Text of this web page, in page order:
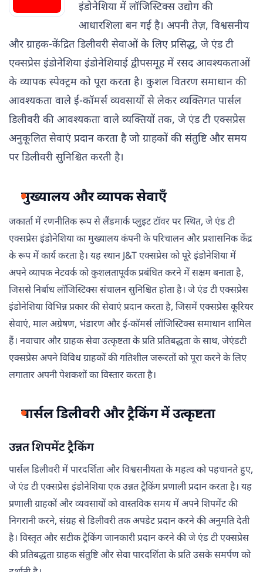
इंडोनेशिया में लॉजिस्टिक्स उद्योग की
आधारशिला बन गई है। अपनी तेज़, विश्वसनीय
और ग्राहक-केंद्रित डिलीवरी सेवाओं के लिए प्रसिद्ध, जे एंड टी
एक्सप्रेस इंडोनेशिया इंडोनेशियाई द्वीपसमूह में रसद आवश्यकताओं
के व्यापक स्पेक्ट्रम को पूरा करता है। कुशल वितरण समाधान की
आवश्यकता वाले ई-कॉमर्स व्यवसायों से लेकर व्यक्तिगत पार्सल
डिलीवरी की आवश्यकता वाले व्यक्तियों तक, जे एंड टी एक्सप्रेस
अनुकूलित सेवाएं प्रदान करता है जो ग्राहकों की संतुष्टि और समय
पर डिलीवरी सुनिश्चित करती है।
मुख्यालय और व्यापक सेवाएँ
जकार्ता में रणनीतिक रूप से लैंडमार्क प्लुइट टॉवर पर स्थित, जे एंड टी
एक्सप्रेस इंडोनेशिया का मुख्यालय कंपनी के परिचालन और प्रशासनिक केंद्र
के रूप में कार्य करता है। यह स्थान J&T एक्सप्रेस को पूरे इंडोनेशिया में
अपने व्यापक नेटवर्क को कुशलतापूर्वक प्रबंधित करने में सक्षम बनाता है,
जिससे निर्बाध लॉजिस्टिक्स संचालन सुनिश्चित होता है। जे एंड टी एक्सप्रेस
इंडोनेशिया विभिन्न प्रकार की सेवाएं प्रदान करता है, जिसमें एक्सप्रेस कूरियर
सेवाएं, माल अग्रेषण, भंडारण और ई-कॉमर्स लॉजिस्टिक्स समाधान शामिल
हैं। नवाचार और ग्राहक सेवा उत्कृष्टता के प्रति प्रतिबद्धता के साथ, जेएंडटी
एक्सप्रेस अपने विविध ग्राहकों की गतिशील जरूरतों को पूरा करने के लिए
लगातार अपनी पेशकशों का विस्तार करता है।
पार्सल डिलीवरी और ट्रैकिंग में उत्कृष्टता
उन्नत शिपमेंट ट्रैकिंग
पार्सल डिलीवरी में पारदर्शिता और विश्वसनीयता के महत्व को पहचानते हुए,
जे एंड टी एक्सप्रेस इंडोनेशिया एक उन्नत ट्रैकिंग प्रणाली प्रदान करता है। यह
प्रणाली ग्राहकों और व्यवसायों को वास्तविक समय में अपने शिपमेंट की
निगरानी करने, संग्रह से डिलीवरी तक अपडेट प्रदान करने की अनुमति देती
है। विस्तृत और सटीक ट्रैकिंग जानकारी प्रदान करने की जे एंड टी एक्सप्रेस
की प्रतिबद्धता ग्राहक संतुष्टि और सेवा पारदर्शिता के प्रति उसके समर्पण को